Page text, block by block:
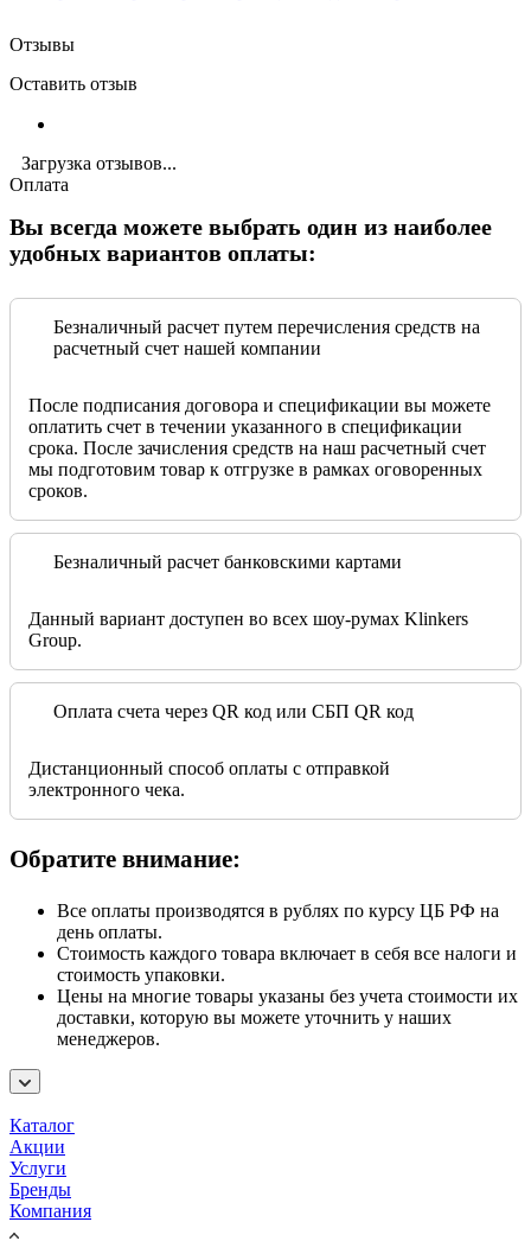
Отзывы
Оставить отзыв
Загрузка отзывов...
Оплата
Вы всегда можете выбрать один из наиболее
удобных вариантов оплаты:
Безналичный расчет путем перечисления средств на
расчетный счет нашей компании
После подписания договора и спецификации вы можете
оплатить счет в течении указанного в спецификации
срока. После зачисления средств на наш расчетный счет
мы подготовим товар к отгрузке в рамках оговоренных
сроков.
Безналичный расчет банковскими картами
Данный вариант доступен во всех шоу-румах Klinkers
Group.
Оплата счета через QR код или СБП QR код
Дистанционный способ оплаты с отправкой
электронного чека.
Обратите внимание:
Все оплаты производятся в рублях по курсу ЦБ РФ на
день оплаты.
Стоимость каждого товара включает в себя все налоги и
стоимость упаковки.
Цены на многие товары указаны без учета стоимости их
доставки, которую вы можете уточнить у наших
менеджеров.
Каталог
Акции
Услуги
Бренды
Компания